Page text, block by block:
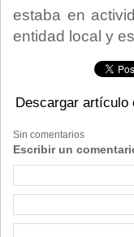
estaba en
entidad local y
Descargar artículo
Sin comentarios
Escribir un